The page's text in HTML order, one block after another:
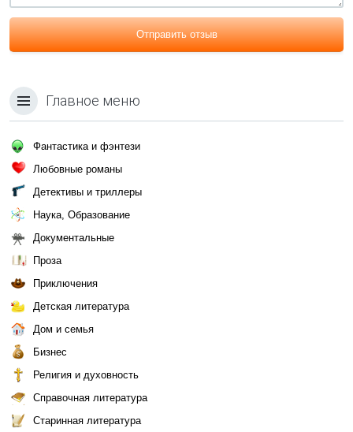
Отправить отзыв
Главное меню
Фантастика и фэнтези
Любовные романы
Детективы и триллеры
Наука, Образование
Документальные
Проза
Приключения
Детская литература
Дом и семья
Бизнес
Религия и духовность
Справочная литература
Старинная литература